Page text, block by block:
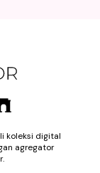
koleksi digital
agregator